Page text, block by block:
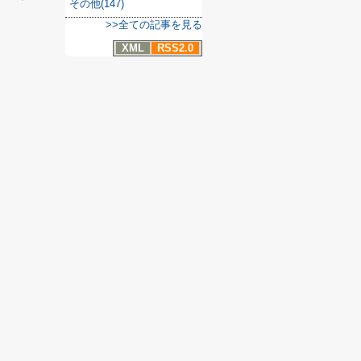
その他(147)
>>全ての記事を見る
XML
RSS2.0